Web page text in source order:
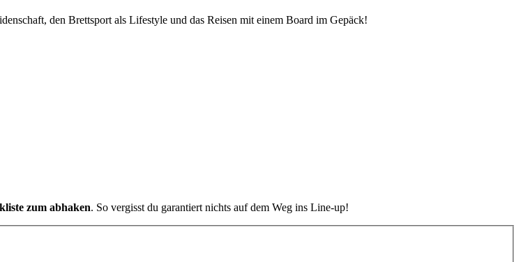
den Brettsport als Lifestyle und das Reisen mit einem Board im Gepäck!
zum abhaken. So vergisst du garantiert nichts auf dem Weg ins Line-up!